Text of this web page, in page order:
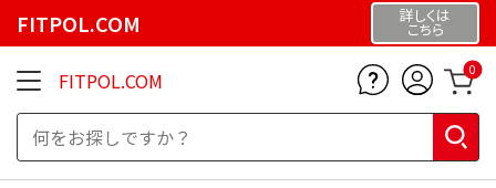
FITPOL.COM 詳しくは
こちら
FITPOL.COM 0